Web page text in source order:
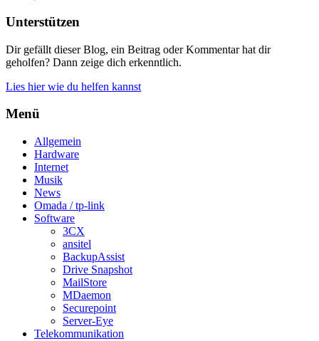
Unterstützen
Dir gefällt dieser Blog, ein Beitrag oder Kommentar hat dir
geholfen? Dann zeige dich erkenntlich.
Lies hier wie du helfen kannst
Menü
Allgemein
Hardware
Internet
Musik
News
Omada / tp-link
Software
3CX
ansitel
BackupAssist
Drive Snapshot
MailStore
MDaemon
Securepoint
Server-Eye
Telekommunikation